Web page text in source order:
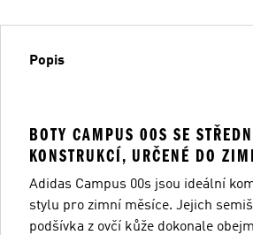
Popis
BOTY CAMPUS 00S SE
KONSTRUKCÍ, URČENÉ DO
Adidas Campus 00s jsou ideální
stylu pro zimní měsíce. Jejich
podšívka z ovčí kůže dokonale